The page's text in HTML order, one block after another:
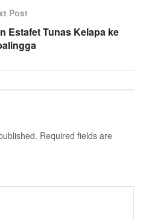
Post
Estafet Tunas Kelapa ke
Required fields are